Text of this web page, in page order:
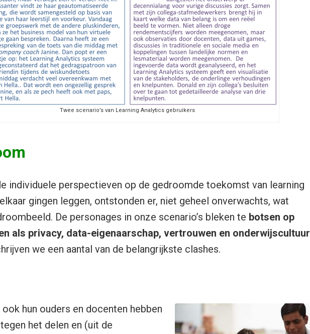
Twee scenario’s van Learning Analytics gebruikers
individuele perspectieven op de gedroomde toekomst van learning
gingen leggen, ontstonden er, niet geheel onverwachts, wat
De personages in onze scenario’s bleken te botsen op
als privacy, data-eigenaarschap, vertrouwen en onderwijscultuur
we een aantal van de belangrijkste clashes.
ook hun ouders en docenten hebben
het delen en (uit de